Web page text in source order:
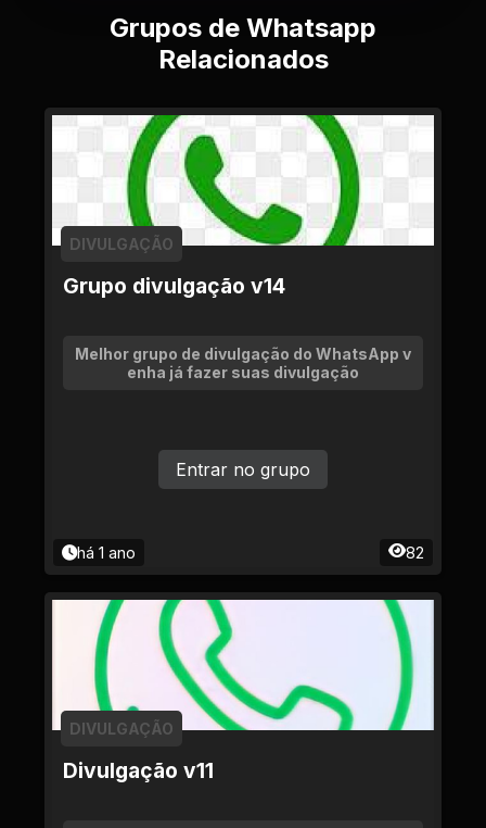
Grupos de Whatsapp
Relacionados
Grupo divulgação v14
DIVULGAÇÃO
Melhor grupo de divulgação do WhatsApp v
enha já fazer suas divulgação
há 1 ano 82
Entrar no grupo
Divulgação v11
DIVULGAÇÃO